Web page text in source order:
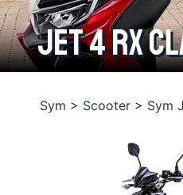
Jet 4 RX
Sym > Scooter > Sym